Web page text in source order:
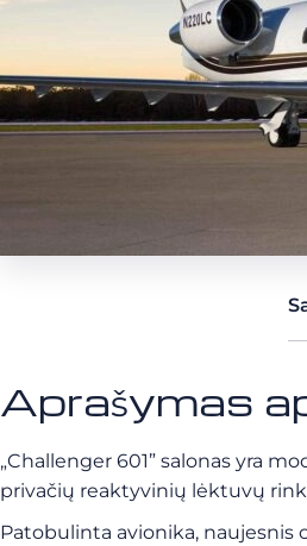
Aprašymas
„Challenger 601” salonas yra
privačių reaktyvinių lėktuvų
Patobulinta avionika, naujesnis